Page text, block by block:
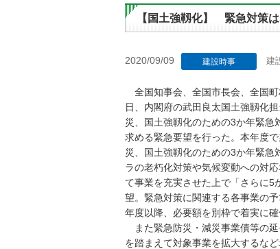
【国土強靱化】 緊急対策
2020/09/09 建設時事 建
全国知事会、全国市長会、全国
日、内閣府の武田良太国土強靱化
災、国土強靱化のための3か年緊急
求める緊急要望を行った。本年度
災、国土強靱化のための3か年緊急
ラの老朽化対策や気候変動への対
て事業を充実させた上で「さらに5
望。緊急対策に関連する各事業の
年度以降、必要額を別枠で着実に確
また緊急防災・減災事業債等の
を踏まえて対象事業を拡大するな